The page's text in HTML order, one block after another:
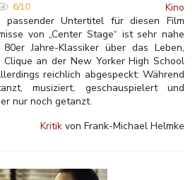
6/10
Kino
passender Untertitel für diesen Film
von „Center Stage“ ist sehr nahe
Jahre-Klassiker über das Leben,
an der New Yorker High School
reichlich abgespeckt: Während
musiziert, geschauspielert und
nur noch getanzt.
Kritik von Frank-Michael Helmke